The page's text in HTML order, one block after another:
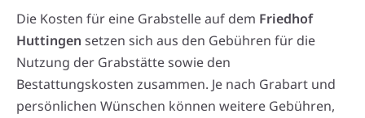
Die Kosten für eine Grabstelle auf dem Friedhof
Huttingen setzen sich aus den Gebühren für die
Nutzung der Grabstätte sowie den
Bestattungskosten zusammen. Je nach Grabart und
persönlichen Wünschen können weitere Gebühren,